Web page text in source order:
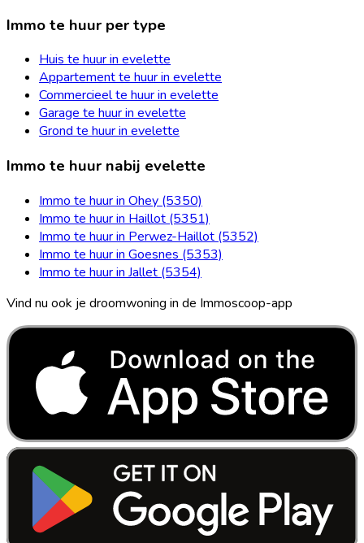
Immo te huur per type
Huis te huur in evelette
Appartement te huur in evelette
Commercieel te huur in evelette
Garage te huur in evelette
Grond te huur in evelette
Immo te huur nabij evelette
Immo te huur in Ohey (5350)
Immo te huur in Haillot (5351)
Immo te huur in Perwez-Haillot (5352)
Immo te huur in Goesnes (5353)
Immo te huur in Jallet (5354)
Vind nu ook je droomwoning in de Immoscoop-app